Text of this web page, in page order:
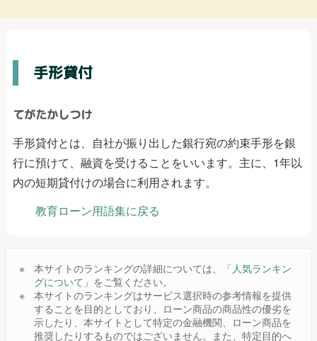
手形貸付
てがたかしつけ
手形貸付とは、自社が振り出した銀行宛の約束手形を銀
行に預けて、融資を受けることをいいます。主に、1年以
内の短期貸付けの場合に利用されます。
教育ローン用語集に戻る
本サイトのランキングの詳細については、「 人気ランキン
グについて 」をご覧ください。
本サイトのランキングはサービス選択時の参考情報を提供
することを目的としており、ローン商品の商品性の優劣を
示したり、本サイトとして特定の金融機関、ローン商品を
推奨したりするものではございません。また、特定目的へ